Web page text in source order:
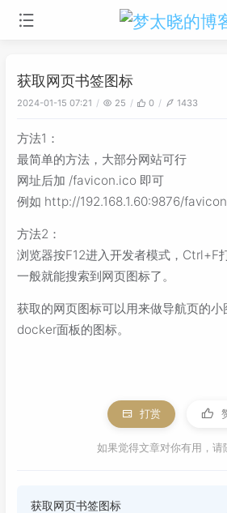
获取网页书签图标
2024-01-15 07:21 25 0 1433
方法1：
最简单的方法，大部分网站可行
网址后加 /favicon.ico 即可
例如 http://192.168.1.60:9876/
方法2：
浏览器按F12进入开发者模式，Ctrl+F
一般就能搜索到网页图标了。
获取的网页图标可以用来做导航页的
docker面板的图标。
打赏
如果觉得文章对你有用，请
获取网页书签图标